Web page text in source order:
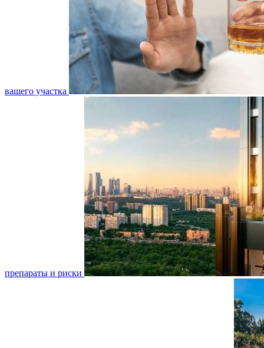
вашего участка
препараты и риски